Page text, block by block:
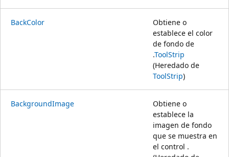
BackColor
Obtiene o
establece el color
de fondo de
.ToolStrip
(Heredado de
ToolStrip)
BackgroundImage
Obtiene o
establece la
imagen de fondo
que se muestra en
el control .